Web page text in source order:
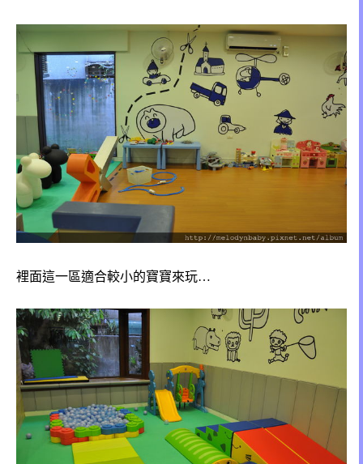
裡面這一區適合較小的寶寶來玩…